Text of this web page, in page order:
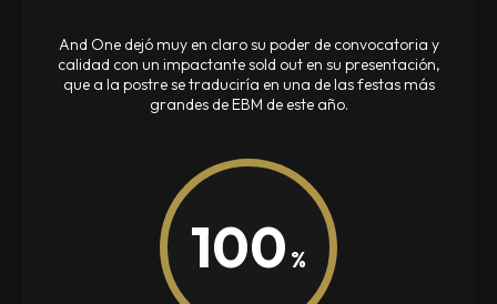
And One dejó muy en claro su poder de convocatoria y
calidad con un impactante sold out en su presentación,
que a la postre se traduciría en una de las festas más
grandes de EBM de este año.
100